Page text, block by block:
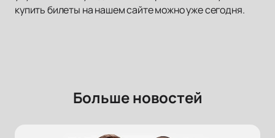
купить билеты на нашем сайте можно уже сегодня.
Больше новостей